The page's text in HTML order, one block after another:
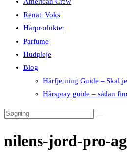
Renati Voks
Hårprodukter
Parfume
Hudpleje
Blog
Hårfjerning Guide – Skal
Hårspray guide – sådan
nilens-jord-pro-